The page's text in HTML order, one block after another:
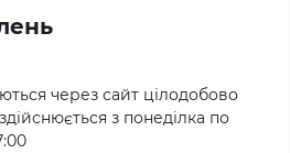
через сайт цілодобово
з понеділка по